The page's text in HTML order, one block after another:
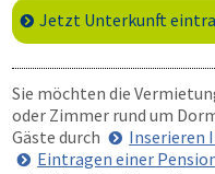
Jetzt Unterkunft
Sie möchten die
oder Zimmer rund um
Gäste durch
Inserieren
Eintragen einer